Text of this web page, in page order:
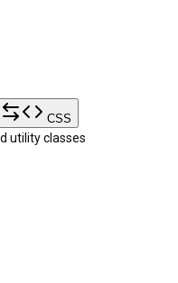
CSS
utility classes